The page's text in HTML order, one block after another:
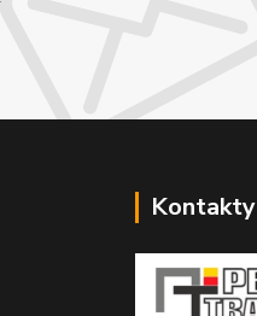
Kontakty